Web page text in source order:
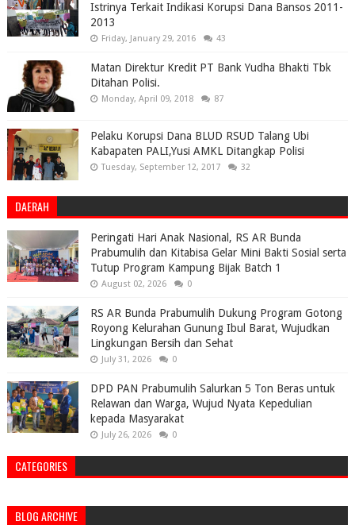
Istrinya Terkait Indikasi Korupsi Dana Bansos 2011-
2013
Friday, January 29, 2016 43
Matan Direktur Kredit PT Bank Yudha Bhakti Tbk
Ditahan Polisi.
Monday, April 09, 2018 87
Pelaku Korupsi Dana BLUD RSUD Talang Ubi
Kabapaten PALI,Yusi AMKL Ditangkap Polisi
Tuesday, September 12, 2017 32
DAERAH
Peringati Hari Anak Nasional, RS AR Bunda
Prabumulih dan Kitabisa Gelar Mini Bakti Sosial serta
Tutup Program Kampung Bijak Batch 1
August 02, 2026 0
RS AR Bunda Prabumulih Dukung Program Gotong
Royong Kelurahan Gunung Ibul Barat, Wujudkan
Lingkungan Bersih dan Sehat
July 31, 2026 0
DPD PAN Prabumulih Salurkan 5 Ton Beras untuk
Relawan dan Warga, Wujud Nyata Kepedulian
kepada Masyarakat
July 26, 2026 0
CATEGORIES
BLOG ARCHIVE